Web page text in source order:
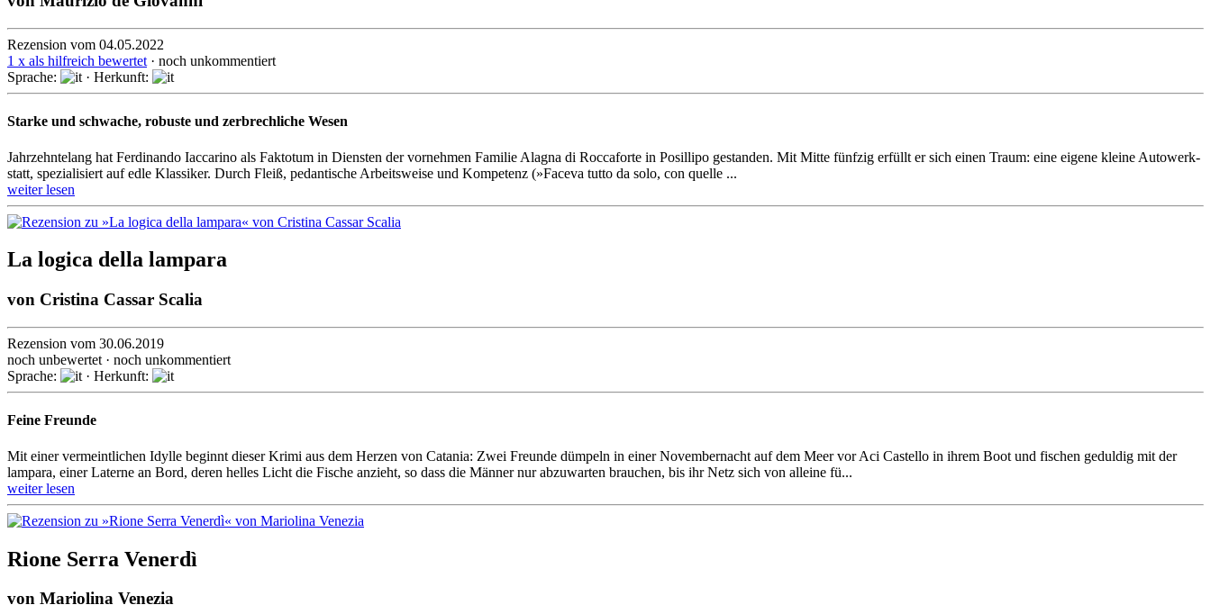
Rezension vom 04.05.2022
1 x als hilfreich bewertet · noch unkommentiert
Sprache:
· Herkunft:
Starke und schwache, robuste und zerbrechliche Wesen
Jahrzehntelang hat Ferdinando Iaccarino als Faktotum in Diensten der vornehmen Familie Alagna di Rocca­forte in Posillipo gestanden. Mit Mitte fünfzig erfüllt er sich einen Traum: eine eigene kleine Auto­werk­
statt, spezia­lisiert auf edle Klassiker. Durch Fleiß, pedan­tische Arbeits­weise und Kompetenz (»Faceva tutto da solo, con quelle ...
weiter lesen
La logica della lampara
von Cristina Cassar Scalia
Rezension vom 30.06.2019
noch unbewertet · noch unkommentiert
Sprache:
· Herkunft:
Feine Freunde
Mit einer vermeintlichen Idylle beginnt dieser Krimi aus dem Herzen von Catania: Zwei Freunde dümpeln in einer November­nacht auf dem Meer vor Aci Castello in ihrem Boot und fischen geduldig mit der
lampara, einer Laterne an Bord, deren helles Licht die Fische anzieht, so dass die Männer nur abzuwarten brauchen, bis ihr Netz sich von alleine fü...
weiter lesen
Rione Serra Venerdì
von Mariolina Venezia